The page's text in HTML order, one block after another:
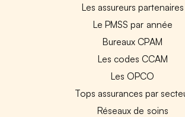
Les assureurs partenaires
Le PMSS par année
Bureaux CPAM
Les codes CCAM
Les OPCO
Tops assurances par
Réseaux de soins